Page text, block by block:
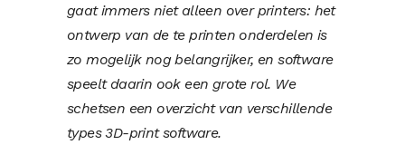
gaat immers niet alleen over printers: het
ontwerp van de te printen onderdelen is
zo mogelijk nog belangrijker, en software
speelt daarin ook een grote rol. We
schetsen een overzicht van verschillende
types 3D-print software.